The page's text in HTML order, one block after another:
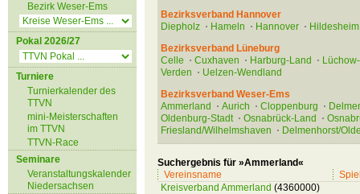
Bezirk Weser-Ems
Pokal 2026/27
Turniere
Turnierkalender des
TTVN
mini-Meisterschaften
im TTVN
TTVN-Race
Seminare
Veranstaltungskalender
Niedersachsen
Bezirksverband Hannover
Diepholz
Hameln Hannover
Hildesheim
Bezirksverband Lüneburg
Celle
Cuxhaven Harburg-Land
Verden
Uelzen-Wendland
Bezirksverband Weser-Ems
Ammerland
Aurich Cloppenburg
Oldenburg-Stadt
Osnabrück-Land
Friesland/Wilhelmshaven
Delmenhorst/
Suchergebnis für »Ammerland«
Vereinsname
Kreisverband Ammerland (4360000)